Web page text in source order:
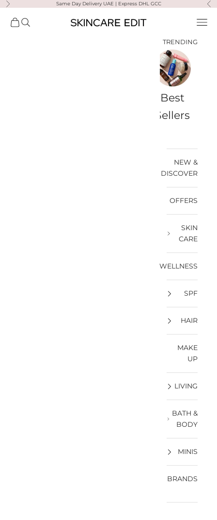
التخطي إلى المحتوى
السابق Same Day Delivery UAE | Express DHL GCC
Skincare Edit فتح قائمة التنقل فتح البحث
فتح
TRENDING
Best
Sellers
NEW &
DISCOVER
OFFERS
SKIN
CARE
WELLNESS
SPF
HAIR
MAKE
UP
LIVING
BATH &
BODY
MINIS
BRANDS